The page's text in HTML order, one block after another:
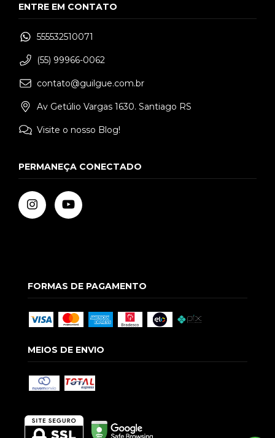
ENTRE EM CONTATO
555532510071
(55) 99966-0062
contato@guilgue.com.br
Av Getúlio Vargas 1630. Santiago RS
Visite o nosso Blog!
PERMANEÇA CONECTADO
FORMAS DE PAGAMENTO
MEIOS DE ENVIO